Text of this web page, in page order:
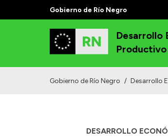
Gobierno de Río Negro
Desarrollo
Productivo
Gobierno de Río Negro / Desarrollo
DESARROLLO